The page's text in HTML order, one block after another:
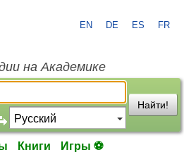
EN DE ES FR
на Академике
Найти!
Книги Игры ⚽